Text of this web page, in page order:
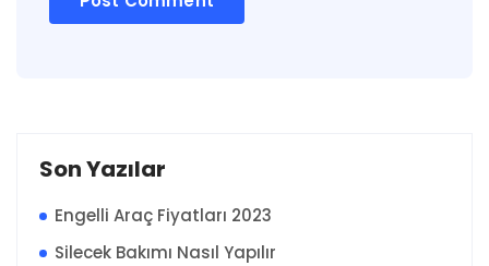
Son Yazılar
Engelli Araç Fiyatları 2023
Silecek Bakımı Nasıl Yapılır